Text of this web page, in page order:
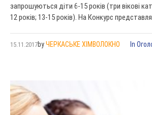
запрошуються діти 6-15 років (три вікові
12 років; 13-15 років). На Конкурс
15.11.2017byЧЕРКАСЬКЕ ХІМВОЛОКНО In